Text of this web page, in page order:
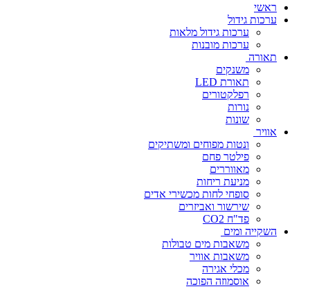
ראשי
ערכות גידול
ערכות גידול מלאות
ערכות מובנות
תאורה
משנקים
תאורת LED
רפלקטורים
נורות
שונות
אוויר
ונטות מפוחים ומשתיקים
פילטר פחם
מאווררים
מניעת ריחות
סופחי לחות מכשירי אדים
שירשור ואביזרים
פד"ח CO2
השקייה ומים
משאבות מים טבולות
משאבות אוויר
מכלי אגירה
אוסמוזה הפוכה